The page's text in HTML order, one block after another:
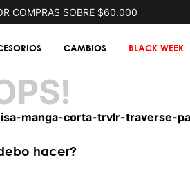
COMPRAS SOBRE $60.000
CAMBIOS BLACK WEEK
manga-corta-trvlr-traverse-
hacer?